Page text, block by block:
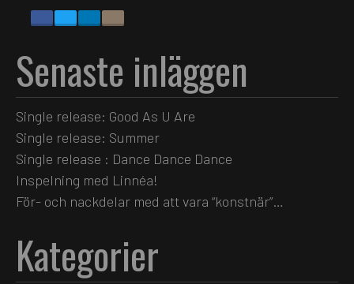
Senaste inläggen
Single release: Good As U Are
Single release: Summer
Single release : Dance Dance Dance
Inspelning med Linnéa!
För- och nackdelar med att vara “konstnär”…
Kategorier